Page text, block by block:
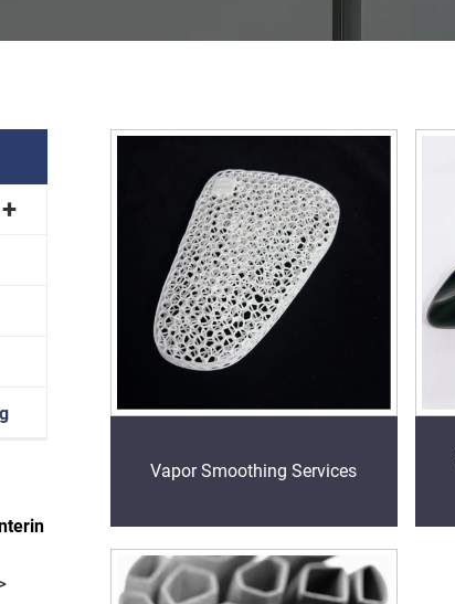
Vapor Smoothing Services